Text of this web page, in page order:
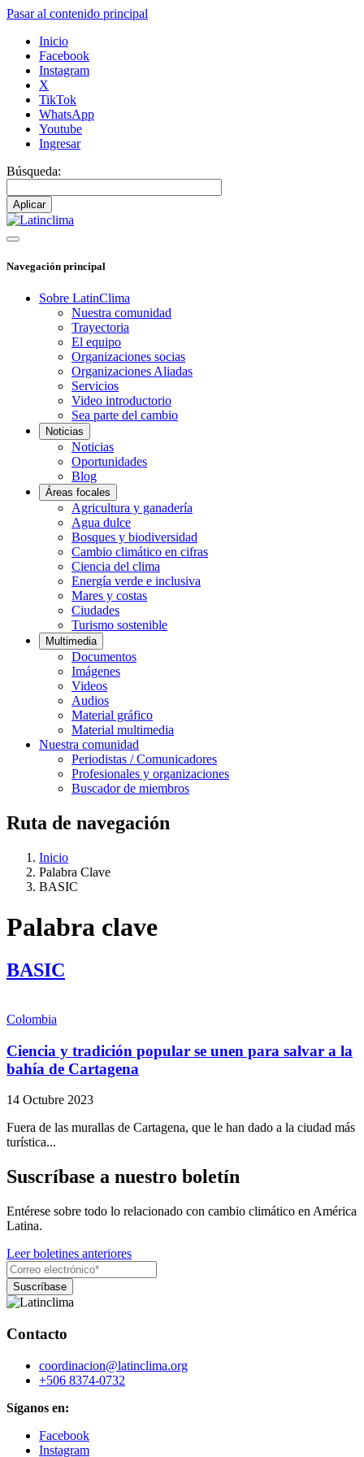
Pasar al contenido principal
Inicio
Facebook
Instagram
X
TikTok
WhatsApp
Youtube
Ingresar
Búsqueda:
Navegación principal
Sobre LatinClima
Nuestra comunidad
Trayectoria
El equipo
Organizaciones socias
Organizaciones Aliadas
Servicios
Video introductorio
Sea parte del cambio
Noticias
Noticias
Oportunidades
Blog
Áreas focales
Agricultura y ganadería
Agua dulce
Bosques y biodiversidad
Cambio climático en cifras
Ciencia del clima
Energía verde e inclusiva
Mares y costas
Ciudades
Turismo sostenible
Multimedia
Documentos
Imágenes
Videos
Audios
Material gráfico
Material multimedia
Nuestra comunidad
Periodistas / Comunicadores
Profesionales y organizaciones
Buscador de miembros
Ruta de navegación
Inicio
Palabra Clave
BASIC
Palabra clave
BASIC
Colombia
Ciencia y tradición popular se unen para salvar a la
bahía de Cartagena
14 Octubre 2023
Fuera de las murallas de Cartagena, que le han dado a la ciudad más
turística...
Suscríbase a nuestro boletín
Entérese sobre todo lo relacionado con cambio climático en América
Latina.
Leer boletines anteriores
Contacto
coordinacion@latinclima.org
+506 8374-0732
Síganos en:
Facebook
Instagram